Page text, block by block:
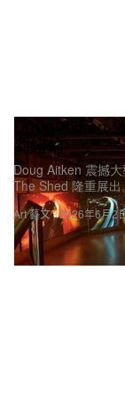
Art 藝文
Doug Aitken
到紐約
Doug Aitken 震撼
The Shed 隆重展出。
2026年6月2